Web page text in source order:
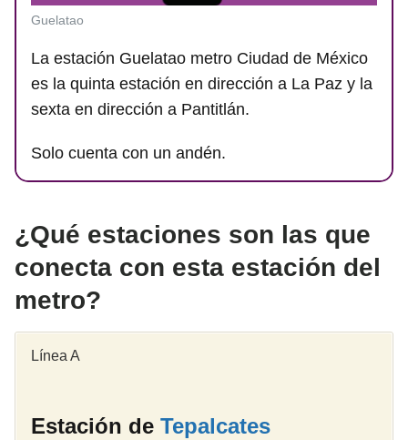
Guelatao
La estación Guelatao metro Ciudad de México
es la quinta estación en dirección a La Paz y la
sexta en dirección a Pantitlán.
Solo cuenta con un andén.
¿Qué estaciones son las que
conecta con esta estación del
metro?
Línea A
Estación de Tepalcates